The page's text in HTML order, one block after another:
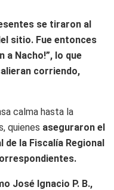
se tiraron al
sitio. Fue entonces
a Nacho!”, lo que
corriendo,
calma hasta la
quienes aseguraron el
de la Fiscalía Regional
José Ignacio P. B.,